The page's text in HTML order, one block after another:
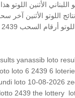
اللبناني الأثنين اللوتو
نتائج اللوتو الأثنين آخر
أرقام السحب 2439
yanassib loto
loto 6 2439 6
loto 10-08-2026
lotto 2439 the lottery